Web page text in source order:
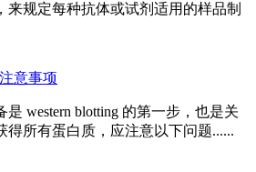
来规定每种抗体或试剂适用的样品制
意事项
western blotting 的第一步，也是关
得所有蛋白质，应注意以下问题......